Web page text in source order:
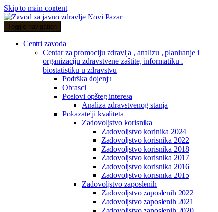
Skip to main content
Toggle navigation
Centri zavoda
Centar za promociju zdravlja , analizu , planiranje i
organizaciju zdravstvene zaštite, informatiku i
biostatistiku u zdravstvu
Podrška dojenju
Obrasci
Poslovi opšteg interesa
Analiza zdravstvenog stanja
Pokazatelji kvaliteta
Zadovoljstvo korisnika
Zadovoljstvo korinika 2024
Zadovoljstvo korisnika 2022
Zadovoljstvo korisnika 2018
Zadovoljstvo korisnika 2017
Zadovoljstvo korisnika 2016
Zadovoljstvo korisnika 2015
Zadovoljstvo zaposlenih
Zadovoljstvo zaposlenih 2022
Zadovoljstvo zaposlenih 2021
Zadovoljstvo zaposlenih 2020